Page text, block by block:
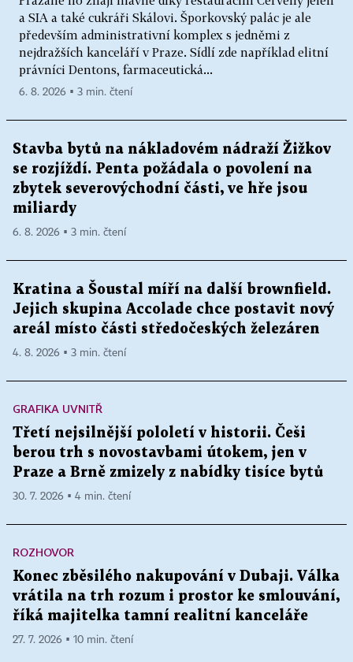
a SIA a také cukráři Skálovi. Šporkovský palác je ale
především administrativní komplex s jedněmi z
nejdražších kanceláří v Praze. Sídlí zde například elitní
právníci Dentons, farmaceutická...
6. 8. 2026 ▪ 3 min. čtení
Stavba bytů na nákladovém nádraží Žižkov
se rozjíždí. Penta požádala o povolení na
zbytek severovýchodní části, ve hře jsou
miliardy
6. 8. 2026 ▪ 3 min. čtení
Kratina a Šoustal míří na další brownfield.
Jejich skupina Accolade chce postavit nový
areál místo části středočeských železáren
4. 8. 2026 ▪ 3 min. čtení
GRAFIKA UVNITŘ
Třetí nejsilnější pololetí v historii. Češi
berou trh s novostavbami útokem, jen v
Praze a Brně zmizely z nabídky tisíce bytů
30. 7. 2026 ▪ 4 min. čtení
ROZHOVOR
Konec zběsilého nakupování v Dubaji. Válka
vrátila na trh rozum i prostor ke smlouvání,
říká majitelka tamní realitní kanceláře
27. 7. 2026 ▪ 10 min. čtení